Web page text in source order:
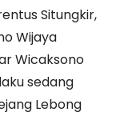
Situngkir,
Wijaya
Wicaksono
sedang
Lebong